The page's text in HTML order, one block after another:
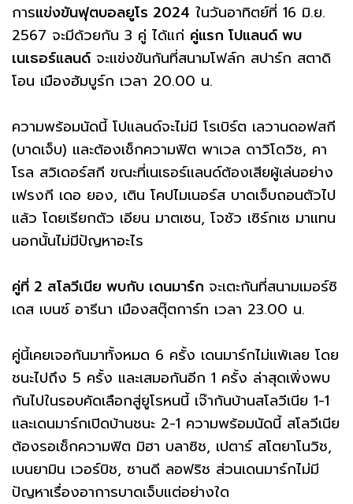
การแข่งขันฟุตบอลยูโร 2024 ในวันอาทิตย์ที่ 16 มิ.ย.
2567 จะมีด้วยกัน 3 คู่ ได้แก่ คู่แรก โปแลนด์ พบ
เนเธอร์แลนด์ จะแข่งขันกันที่สนามโฟล์ก สปาร์ก สตาดิ
โอน เมืองฮัมบูร์ก เวลา 20.00 น.
ความพร้อมนัดนี้ โปแลนด์จะไม่มี โรเบิร์ต เลวานดอฟสกี
(บาดเจ็บ) และต้องเช็กความฟิต พาเวล ดาวิโดวิช, คา
โรล สวิเดอร์สกี ขณะที่เนเธอร์แลนด์ต้องเสียผู้เล่นอย่าง
เฟรงกี เดอ ยอง, เติน โคปไมเนอร์ส บาดเจ็บถอนตัวไป
แล้ว โดยเรียกตัว เอียน มาตเซน, โจชัว เซิร์กเซ มาแทน
นอกนั้นไม่มีปัญหาอะไร
คู่ที่ 2 สโลวีเนีย พบกับ เดนมาร์ก จะเตะกันที่สนามเมอร์ซิ
เดส เบนซ์ อารีนา เมืองสตุ๊ตการ์ท เวลา 23.00 น.
คู่นี้เคยเจอกันมาทั้งหมด 6 ครั้ง เดนมาร์กไม่แพ้เลย โดย
ชนะไปถึง 5 ครั้ง และเสมอกันอีก 1 ครั้ง ล่าสุดเพิ่งพบ
กันไปในรอบคัดเลือกสู่ยูโรหนนี้ เจ๊ากันบ้านสโลวีเนีย 1-1
และเดนมาร์กเปิดบ้านชนะ 2-1 ความพร้อมนัดนี้ สโลวีเนีย
ต้องรอเช็กความฟิต มิฮา บลาซิช, เปตาร์ สโตยาโนวิช,
เบนยามิน เวอร์บิช, ซานดี ลอฟริช ส่วนเดนมาร์กไม่มี
ปัญหาเรื่องอาการบาดเจ็บแต่อย่างใด